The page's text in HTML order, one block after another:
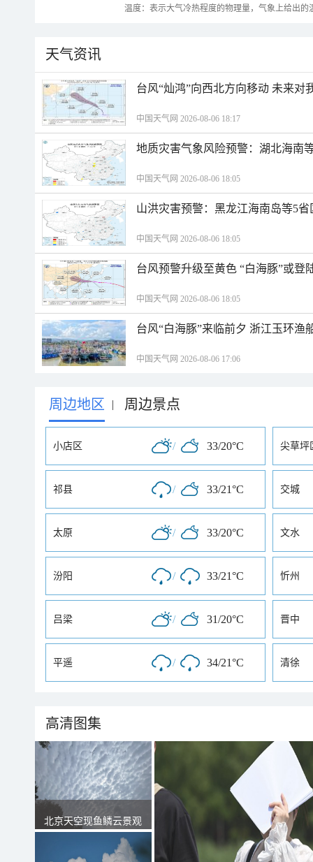
温度：表示大气冷热程度的物理量，气象上给出
天气资讯
台风“灿鸿”向西北方向移动 未来对
中国天气网 2026-08-06 18:17
地质灾害气象风险预警：湖北海南
中国天气网 2026-08-06 18:05
山洪灾害预警：黑龙江海南岛等5
中国天气网 2026-08-06 18:05
台风预警升级至黄色 “白海豚”或登
中国天气网 2026-08-06 18:05
台风“白海豚”来临前夕 浙江玉环渔
中国天气网 2026-08-06 17:06
周边地区 | 周边景点
小店区 / 33/20°C 尖草坪
祁县 / 33/21°C 交城
太原 / 33/20°C 文水
汾阳 / 33/21°C 忻州
吕梁 / 31/20°C 晋中
平遥 / 34/21°C 清徐
高清图集
北京天空现鱼鳞云景观